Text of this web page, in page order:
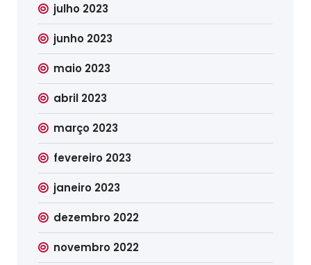
julho 2023
junho 2023
maio 2023
abril 2023
março 2023
fevereiro 2023
janeiro 2023
dezembro 2022
novembro 2022